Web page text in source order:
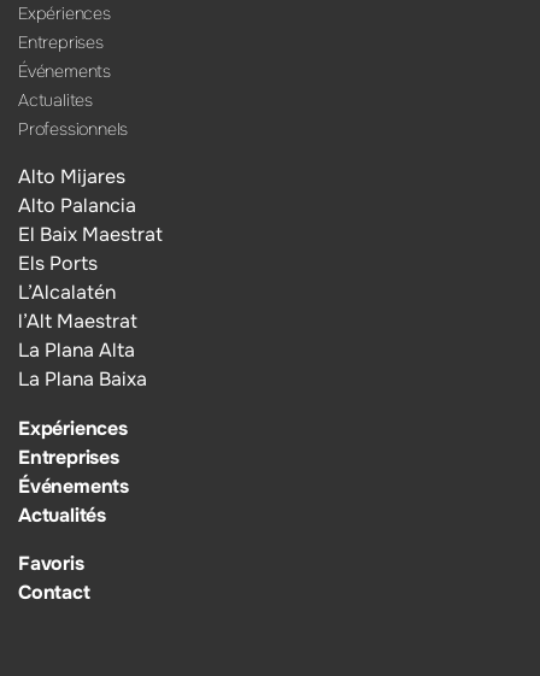
Expériences
Entreprises
Événements
Actualites
Professionnels
Alto Mijares
Alto Palancia
El Baix Maestrat
Els Ports
L’Alcalatén
l’Alt Maestrat
La Plana Alta
La Plana Baixa
Expériences
Entreprises
Événements
Actualités
Favoris
Contact